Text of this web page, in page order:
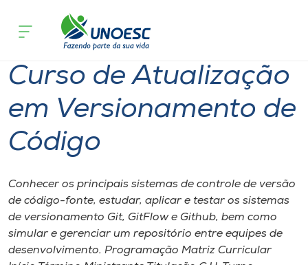
Cursos
Onde estamos
Pesquisa
Atendimento ao Estudante
Portal de Ensino
A
Curso de Atualização
em Versionamento de
Código
Conhecer os principais sistemas de controle de versão
de código-fonte, estudar, aplicar e testar os sistemas
de versionamento Git, GitFlow e Github, bem como
simular e gerenciar um repositório entre equipes de
desenvolvimento. Programação Matriz Curricular